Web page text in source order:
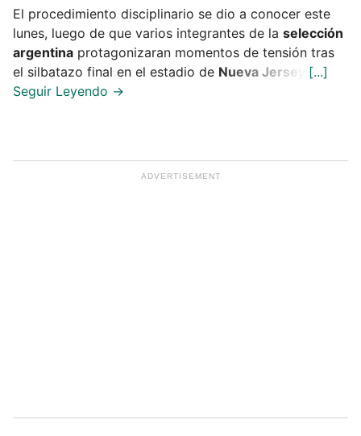
El procedimiento disciplinario se dio a conocer este
lunes, luego de que varios integrantes de la selección
argentina protagonizaran momentos de tensión tras
el silbatazo final en el estadio de Nueva Jersey